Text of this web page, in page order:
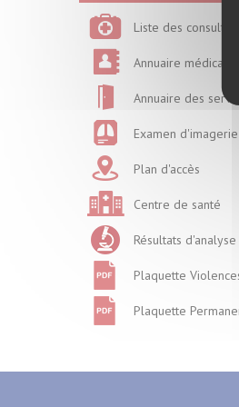
Liste des
Annuaire médical
Annuaire des
Examen d'imagerie
Plan d'accès
Centre de santé
Résultats
Plaquette
Plaquette